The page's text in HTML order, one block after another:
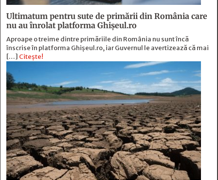
Ultimatum pentru sute de primării din România care
nu au înrolat platforma Ghișeul.ro
Aproape o treime dintre primăriile din România nu sunt încă
înscrise în platforma Ghișeul.ro, iar Guvernul le avertizează că mai
[…] Citește!